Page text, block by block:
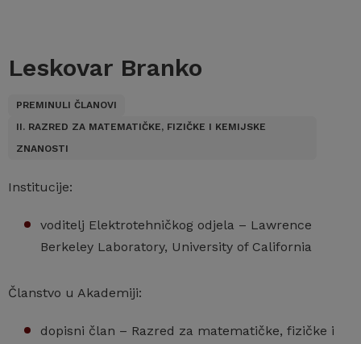
Leskovar Branko
PREMINULI ČLANOVI
II. RAZRED ZA MATEMATIČKE, FIZIČKE I KEMIJSKE
ZNANOSTI
Institucije:
voditelj Elektrotehničkog odjela – Lawrence
Berkeley Laboratory, University of California
Članstvo u Akademiji:
dopisni član – Razred za matematičke, fizičke i